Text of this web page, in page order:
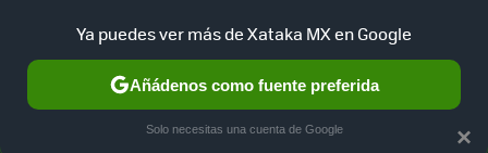
SELECCIÓN GAMING HOME AUTO TERRITORIO
×
Ya puedes ver más de Xataka MX en Google
Añádenos como fuente preferida
Solo necesitas una cuenta de Google